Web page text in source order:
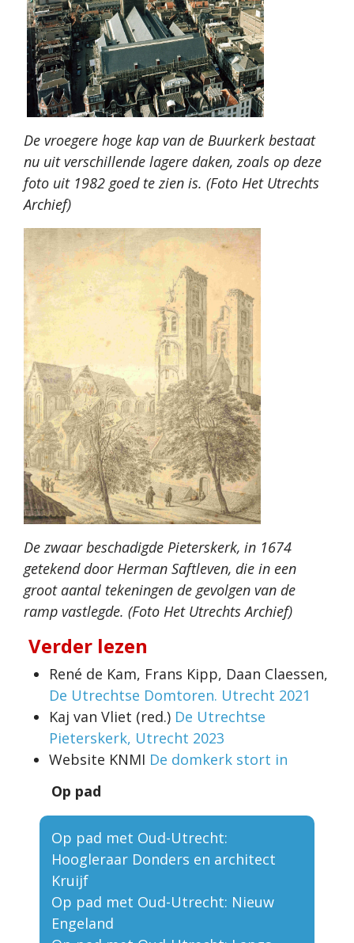
De vroegere hoge kap van de Buurkerk bestaat
nu uit verschillende lagere daken, zoals op deze
foto uit 1982 goed te zien is. (Foto Het Utrechts
Archief)
De zwaar beschadigde Pieterskerk, in 1674
getekend door Herman Saftleven, die in een
groot aantal tekeningen de gevolgen van de
ramp vastlegde. (Foto Het Utrechts Archief)
Verder lezen
René de Kam, Frans Kipp, Daan Claessen,
De Utrechtse Domtoren. Utrecht 2021
Kaj van Vliet (red.) De Utrechtse
Pieterskerk, Utrecht 2023
Website KNMI De domkerk stort in
Op pad
Op pad met Oud-Utrecht:
Hoogleraar Donders en architect
Kruijf
Op pad met Oud-Utrecht: Nieuw
Engeland